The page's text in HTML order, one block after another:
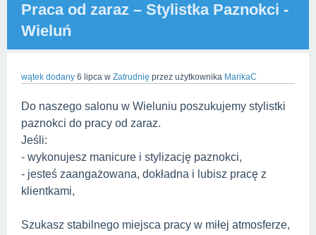
Praca od zaraz – Stylistka Paznokci -
Wieluń
wątek dodany 6 lipca w Zatrudnię przez użytkownika MarikaC
Do naszego salonu w Wieluniu poszukujemy stylistki
paznokci do pracy od zaraz.
Jeśli:
- wykonujesz manicure i stylizację paznokci,
- jesteś zaangażowana, dokładna i lubisz pracę z
klientkami,
Szukasz stabilnego miejsca pracy w miłej atmosferze,